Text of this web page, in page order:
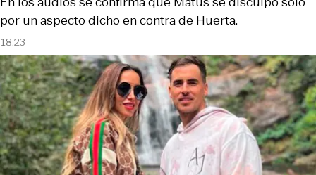
18:23
por un aspecto dicho en contra de Huerta.